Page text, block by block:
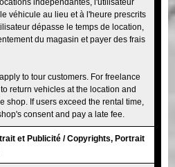
véhicule au lieu et à l'heure prescrits
dépasse le temps de location,
du magasin et payer des frais
to tour customers. For freelance
return vehicles at the location and
shop. If users exceed the rental time,
consent and pay a late fee.
et Publicité / Copyrights, Portrait